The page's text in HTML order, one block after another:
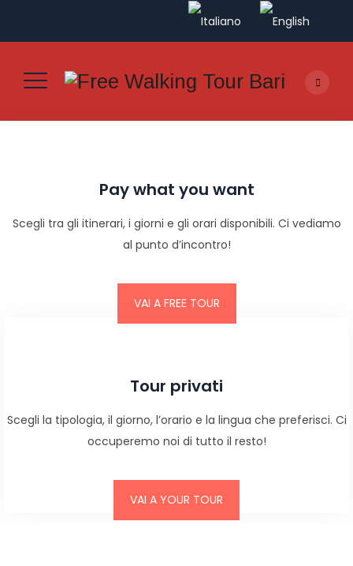
Pay what you want
Scegli tra gli itinerari, i giorni e gli orari disponibili. Ci vediamo
al punto d’incontro!
VAI A FREE TOUR
Tour privati
Scegli la tipologia, il giorno, l’orario e la lingua che preferisci. Ci
occuperemo noi di tutto il resto!
VAI A YOUR TOUR